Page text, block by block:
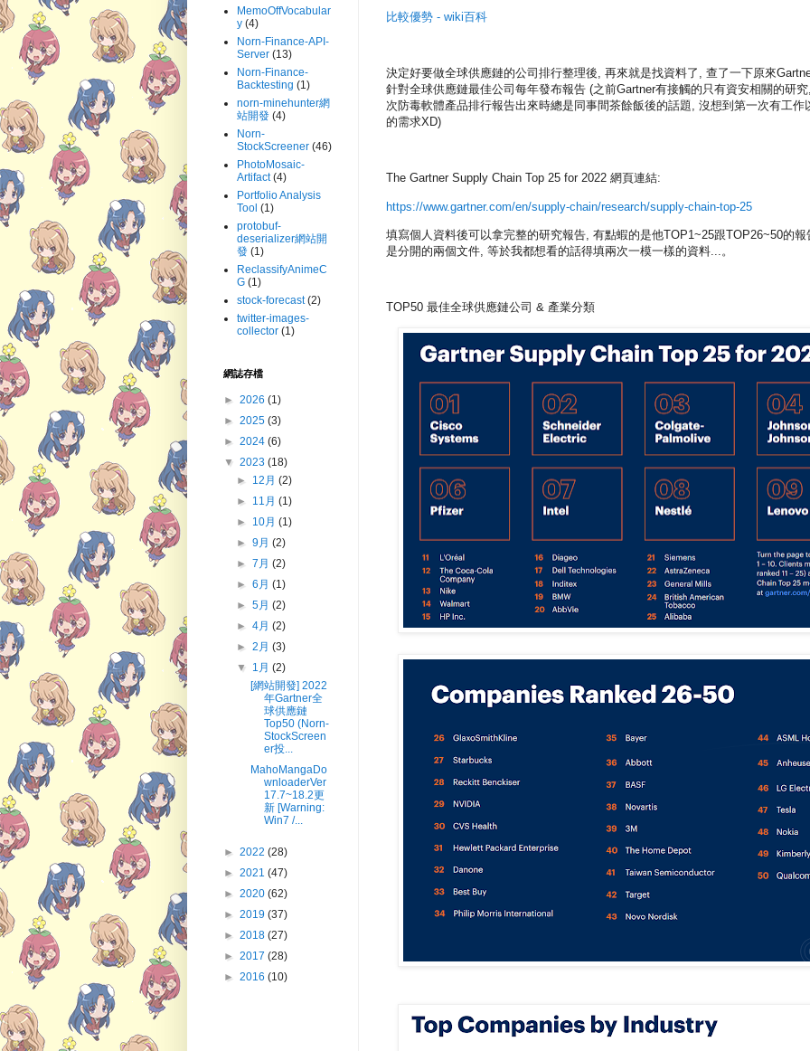
比較優勢 - wiki百科
決定好要做全球供應鏈的公司排行整理後, 再來就是找資料了, 查了一下原來
針對全球供應鏈最佳公司每年發布報告 (之前Gartner有接觸的只有資安相關的研
次防毒軟體產品排行報告出來時總是同事間茶餘飯後的話題, 沒想到第一次有工作
的需求XD)
The Gartner Supply Chain Top 25 for 2022 網頁連結:
https://www.gartner.com/en/supply-chain/research/supply-chain-top-25
填寫個人資料後可以拿完整的研究報告, 有點蝦的是他TOP1~25跟TOP26~50的報
是分開的兩個文件, 等於我都想看的話得填兩次一模一樣的資料...。
TOP50 最佳全球供應鏈公司 & 產業分類
MemoOffVocabular
y (4)
Norn-Finance-API-
Server (13)
Norn-Finance-
Backtesting (1)
norn-minehunter網
站開發 (4)
Norn-
StockScreener (46)
PhotoMosaic-
Artifact (4)
Portfolio Analysis
Tool (1)
protobuf-
deserializer網站開
發 (1)
ReclassifyAnimeC
G (1)
stock-forecast (2)
twitter-images-
collector (1)
網誌存檔
► 2026 (1)
► 2025 (3)
► 2024 (6)
▼ 2023 (18)
► 12月(2)
► 11月(1)
► 10月(1)
►9月(2)
►7月(2)
►6月(1)
►5月(2)
►4月(2)
►2月(3)
▼ 1月(2)
[網站開發] 2022
年Gartner全
球供應鏈
Top50 (Norn-
StockScreen
er投...
MahoMangaDo
wnloaderVer
17.7~18.2更
新 [Warning:
Win7 /...
► 2022 (28)
► 2021 (47)
► 2020 (62)
► 2019 (37)
► 2018 (27)
► 2017 (28)
► 2016 (10)